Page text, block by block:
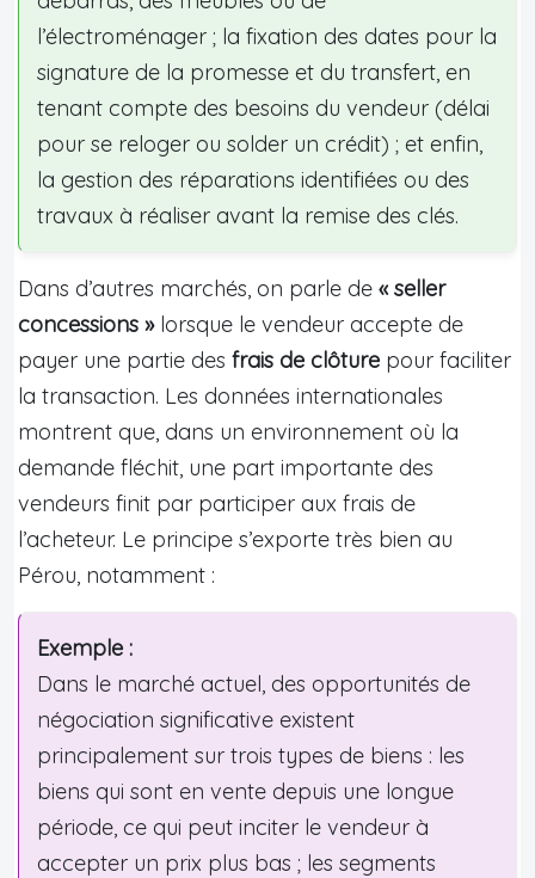
l’électroménager ; la fixation des dates pour la
signature de la promesse et du transfert, en
tenant compte des besoins du vendeur (délai
pour se reloger ou solder un crédit) ; et enfin,
la gestion des réparations identifiées ou des
travaux à réaliser avant la remise des clés.
Dans d’autres marchés, on parle de « seller
concessions »lorsque le vendeur accepte de
payer une partie des frais de clôture pour faciliter
la transaction. Les données internationales
montrent que, dans un environnement où la
demande fléchit, une part importante des
vendeurs finit par participer aux frais de
l’acheteur. Le principe s’exporte très bien au
Pérou, notamment :
Exemple :
Dans le marché actuel, des opportunités de
négociation significative existent
principalement sur trois types de biens : les
biens qui sont en vente depuis une longue
période, ce qui peut inciter le vendeur à
accepter un prix plus bas ; les segments